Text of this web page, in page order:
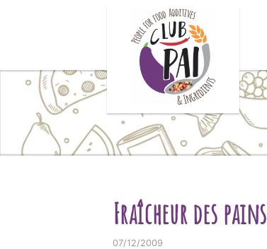
Fraîcheur des pains
07/12/2009